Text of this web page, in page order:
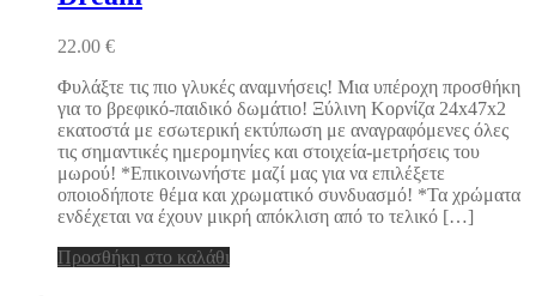
22.00 €
Φυλάξτε τις πιο γλυκές αναμνήσεις! Μια υπέροχη προσθήκη
για το βρεφικό-παιδικό δωμάτιο! Ξύλινη Κορνίζα 24x47x2
εκατοστά με εσωτερική εκτύπωση με αναγραφόμενες όλες
τις σημαντικές ημερομηνίες και στοιχεία-μετρήσεις του
μωρού! *Επικοινωνήστε μαζί μας για να επιλέξετε
οποιοδήποτε θέμα και χρωματικό συνδυασμό! *Τα χρώματα
ενδέχεται να έχουν μικρή απόκλιση από το τελικό […]
Προσθήκη στο καλάθι